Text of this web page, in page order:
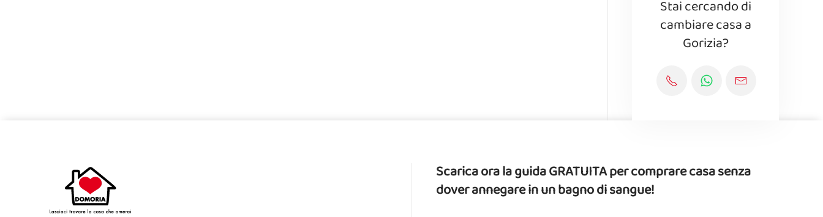
Stai cercando di
cambiare casa a
Gorizia?
Scarica ora la guida GRATUITA per comprare casa senza
dover annegare in un bagno di sangue!